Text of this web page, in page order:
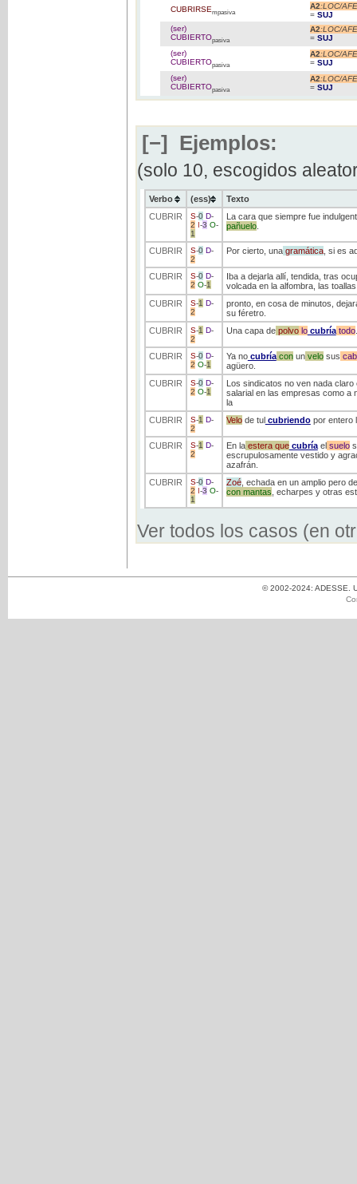
CUBRIRSEmpasiva
A2:LOC/
= SUJ
(ser)
CUBIERTOpasiva
A2:LOC/
= SUJ
(ser)
CUBIERTOpasiva
A2:LOC/
= SUJ
(ser)
CUBIERTOpasiva
A2:LOC/
= SUJ
[−] Ejemplos:
(solo 10, escogidos
Verbo (ess)
Texto
CUBRIR
S-0 D-
2 I-3 O-
1
La cara que siempre fue
pañuelo.
CUBRIR S-0 D-
2
Por cierto, unagramática, si es
CUBRIR S-0 D-
2 O-1
Iba a dejarla allí, tendida, tras
volcada en la alfombra, las
CUBRIR
S-1 D-
2
pronto, en cosa de minutos,
su féretro.
CUBRIR
S-1 D-
2
Una capa depolvolocubríatodo.
CUBRIR S-0 D-
2 O-1
Ya nocubríaconunvelosus
agüero.
CUBRIR
S-0 D-
2 O-1
Los sindicatos no ven nada
salarial en las empresas como a
la
CUBRIR
S-1 D-
2
Velode tulcubriendopor entero
CUBRIR S-1 D-
2
En laesteraquecubríaelsuelo
escrupulosamente vestido y
azafrán.
CUBRIR
S-0 D-
2 I-3 O-
1
Zoé, echada en un amplio pero
conmantas , echarpes y otras
Ver todos los casos (en
© 2002-2024: ADESSE.